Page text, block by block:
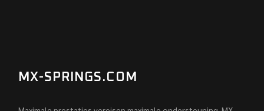
MX-SPRINGS.COM